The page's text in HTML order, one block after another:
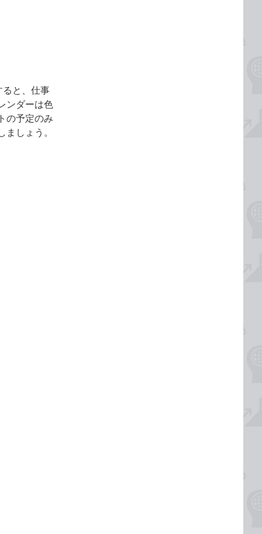
と、仕事
ンダーは色
の予定のみ
しょう。